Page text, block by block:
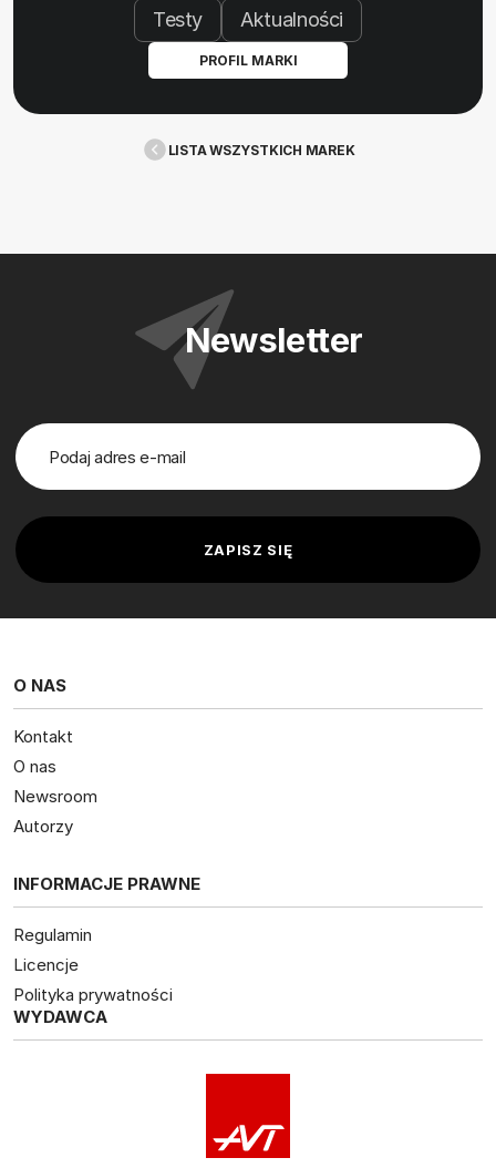
Testy Aktualności
PROFIL MARKI
LISTA WSZYSTKICH MAREK
Newsletter
O NAS
Kontakt
O nas
Newsroom
Autorzy
INFORMACJE PRAWNE
Regulamin
Licencje
Polityka prywatności
WYDAWCA